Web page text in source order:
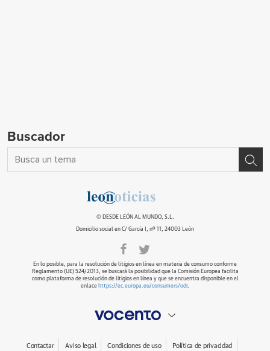
Buscador
© DESDE LEÓN AL MUNDO, S.L.
Domicilio social en C/ García I, nº 11, 24003 León
En lo posible, para la resolución de litigios en línea en materia de consumo conforme
Reglamento (UE) 524/2013, se buscará la posibilidad que la Comisión Europea facilita
como plataforma de resolución de litigios en línea y que se encuentra disponible en el
enlace https://ec.europa.eu/consumers/odr.
Contactar Aviso legal Condiciones de uso Política de privacidad